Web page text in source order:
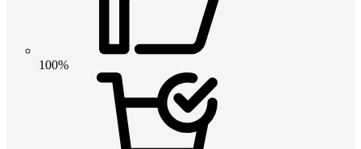
100%